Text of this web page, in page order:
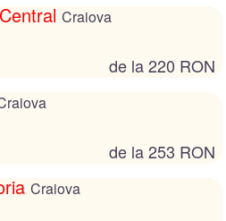
Craiova
de la 220 RON
de la 253 RON
Craiova